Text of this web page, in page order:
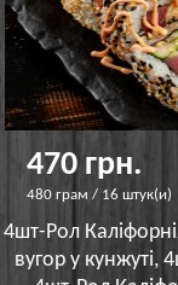
470 грн.
480 грам / 16 штук(и)
4шт-Рол
вугор у кунжуті,